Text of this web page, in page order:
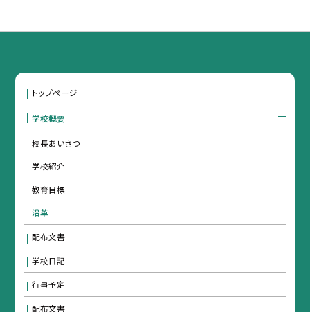
トップページ
学校概要
校長あいさつ
学校紹介
教育目標
沿革
配布文書
学校日記
行事予定
配布文書